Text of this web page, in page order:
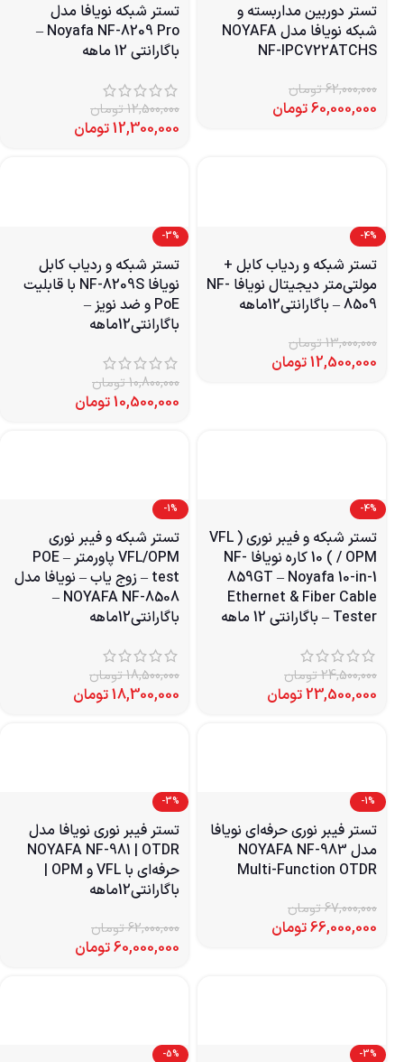
تستر دوربین مداربسته و
شبکه نویافا مدل NOYAFA
NF-IPC722ATCHS
62,000,000تومان
60,000,000تومان
تستر شبکه نویافا مدل
Noyafa NF-8209 Pro –
باگارانتی 12 ماهه
12,500,000تومان
12,300,000تومان
-4%
تستر شبکه و ردیاب کابل +
مولتی‌متر دیجیتال نویافا NF-
8509 – باگارانتی12ماهه
13,000,000تومان
12,500,000تومان
-3%
تستر شبکه و ردیاب کابل
نویافا NF-8209S با قابلیت
PoE و ضد نویز –
باگارانتی12ماهه
10,800,000تومان
10,500,000تومان
-4%
تستر شبکه و فیبر نوری ( VFL
/ OPM ) 10 کاره نویافا NF-
859GT – Noyafa 10-in-1
Ethernet & Fiber Cable
Tester – باگارانتی 12 ماهه
24,500,000تومان
23,500,000تومان
-1%
تستر شبکه و فیبر نوری
VFL/OPM پاورمتر – POE
test – زوج یاب – نویافا مدل
NOYAFA NF-8508 –
باگارانتی12ماهه
18,500,000تومان
18,300,000تومان
-1%
تستر فیبر نوری حرفه‌ای نویافا
مدل NOYAFA NF-983
Multi-Function OTDR
67,000,000تومان
66,000,000تومان
-3%
تستر فیبر نوری نویافا مدل
NOYAFA NF-981 | OTDR
حرفه‌ای با VFL و OPM |
باگارانتی12ماهه
62,000,000تومان
60,000,000تومان
-3%
-5%